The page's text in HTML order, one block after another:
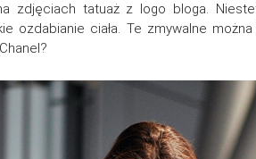
zdjęciach tatuaż z logo bloga.
ozdabianie ciała. Te zmywalne